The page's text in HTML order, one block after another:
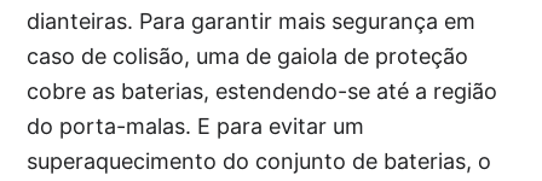
dianteiras. Para garantir mais segurança em
caso de colisão, uma de gaiola de proteção
cobre as baterias, estendendo-se até a região
do porta-malas. E para evitar um
superaquecimento do conjunto de baterias, o